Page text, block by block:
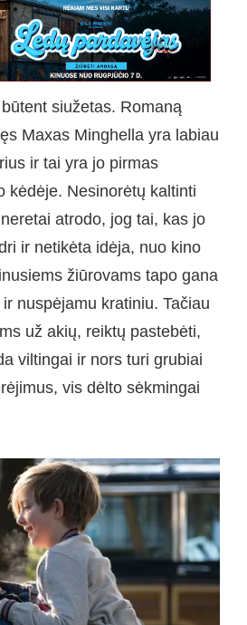
siužetas. Romaną
Maxas Minghella yra labiau
ir tai yra jo pirmas
kėdėje. Nesinorėtų kaltinti
atrodo, jog tai, kas jo
ir netikėta idėja, nuo kino
žiūrovams tapo gana
ir nuspėjamu kratiniu. Tačiau
už akių, reiktų pastebėti,
viltingai ir nors turi grubiai
vis dėlto sėkmingai